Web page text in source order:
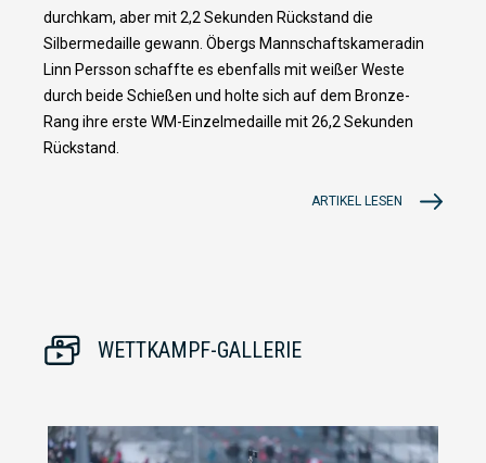
durchkam, aber mit 2,2 Sekunden Rückstand die
Silbermedaille gewann. Öbergs Mannschaftskameradin
Linn Persson schaffte es ebenfalls mit weißer Weste
durch beide Schießen und holte sich auf dem Bronze-
Rang ihre erste WM-Einzelmedaille mit 26,2 Sekunden
Rückstand.
ARTIKEL LESEN
WETTKAMPF-GALLERIE